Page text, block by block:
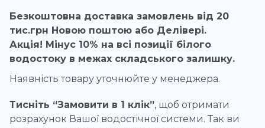
Безкоштовна доставка замовлень від 20
тис.грн Новою поштою або Делівері.
Акція! Мінус 10% на всі позиції білого
водостоку в межах складського залишку.
Наявність товару уточнюйте у менеджера.
Тисніть “Замовити в 1 клік”, щоб отримати
розрахунок Вашої водостічної системи. Так ви